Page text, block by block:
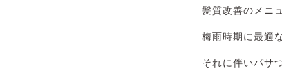
髪質改善のメニ
梅雨時期に最適
それに伴いパサ